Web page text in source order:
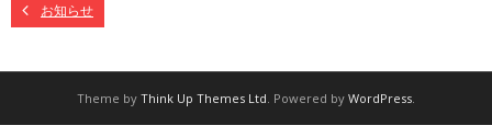
お知らせ
Theme by Think Up Themes Ltd. Powered by WordPress.